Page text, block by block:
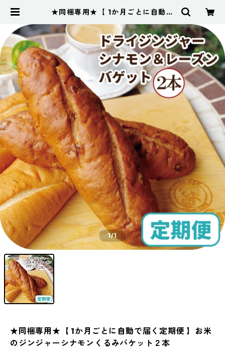
★同梱専用★【 1か月ごとに自動で
モンくるみバケット２本 | もっちり
米粉と国産小麦のパン工房ピーター
パン
1/1
★同梱専用★【 1か月ごとに自動で届く定期便 】お米
のジンジャーシナモンくるみバケット２本